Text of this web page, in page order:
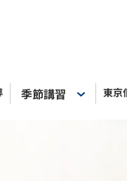
季節講習 東京